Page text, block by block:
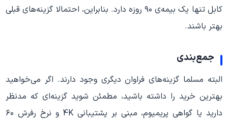
کابل تنها یک بیمه‌ی ۹۰ روزه دارد. بنابراین، احتمالا گزینه‌های قبلی
بهتر باشند.
جمع‌بندی
البته مسلما گزینه‌های فراوان دیگری وجود دارند. اگر می‌خواهید
بهترین خرید را داشته باشید، مطمئن شوید گزینه‌ای که مدنظر
دارید یا گواهی پریمیوم، مبنی بر پشتیبانی 4K و نرخ رفرش ۶۰